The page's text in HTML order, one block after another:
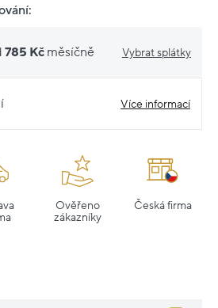
785 Kč měsíčně Vybrat splátky
Více informací
Ověřeno
zákazníky
Česká firma